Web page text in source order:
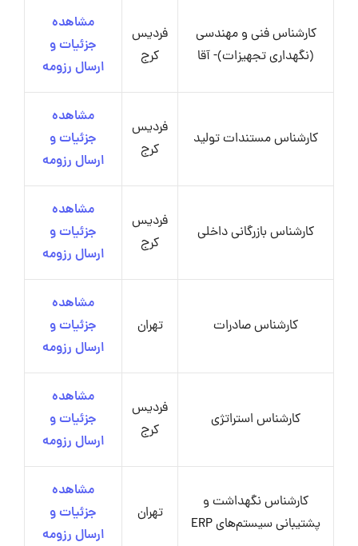
کارشناس فنی و مهندسی
(نگهداری تجهیزات)- آقا
فردیس
کرج
مشاهده
جزئیات و
ارسال رزومه
کارشناس مستندات تولید
فردیس
کرج
مشاهده
جزئیات و
ارسال رزومه
کارشناس بازرگانی داخلی
فردیس
کرج
مشاهده
جزئیات و
ارسال رزومه
کارشناس صادرات تهران
مشاهده
جزئیات و
ارسال رزومه
کارشناس استراتژی
فردیس
کرج
مشاهده
جزئیات و
ارسال رزومه
کارشناس نگهداشت و
پشتیبانی سیستم‌های ERP
تهران
مشاهده
جزئیات و
ارسال رزومه